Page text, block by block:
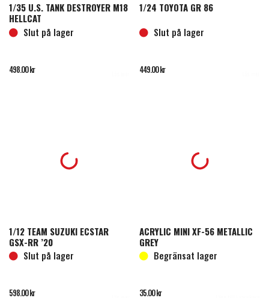
1/35 U.S. TANK DESTROYER M18
HELLCAT
Slut på lager
498.00kr
1/24 TOYOTA GR 86
Slut på lager
449.00kr
1/12 TEAM SUZUKI ECSTAR
GSX-RR ’20
Slut på lager
598.00kr
ACRYLIC MINI XF-56 METALLIC
GREY
Begränsat lager
35.00kr